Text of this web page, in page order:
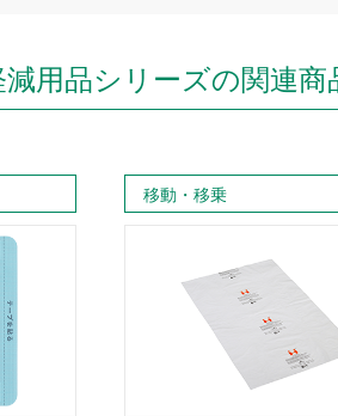
用品シリーズの関連商
移動・移乗